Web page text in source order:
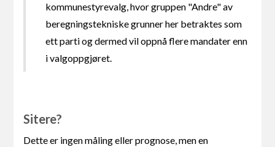
kommunestyrevalg, hvor gruppen "Andre" av
beregningstekniske grunner her betraktes som
ett parti og dermed vil oppnå flere mandater enn
i valgoppgjøret.
Sitere?
Dette er ingen måling eller prognose, men en